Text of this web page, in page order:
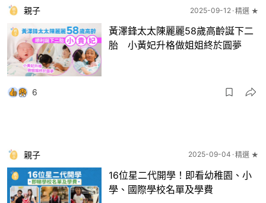
親子 2025-09-12 精選 ★
黃澤鋒太太陳麗麗58歲高齡誕下二
胎 小黃妃升格做姐姐終於圓夢
6
親子 2025-09-04 精選 ★
16位星二代開學！即看幼稚園、小
學、國際學校名單及學費